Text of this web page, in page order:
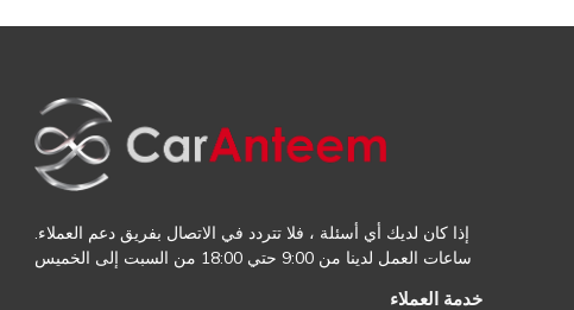
إذا كان لديك أي أسئلة ، فلا تتردد في الاتصال بفريق دعم العملاء.
ساعات العمل لدينا من 9:00 حتي 18:00 من السبت إلى الخميس
خدمة العملاء